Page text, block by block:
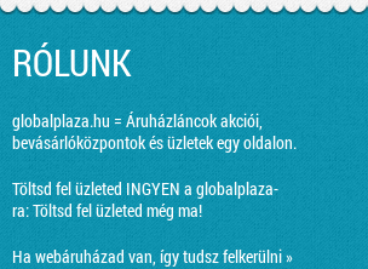
RÓLUNK
globalplaza.hu = Áruházláncok akciói,
bevásárlóközpontok és üzletek egy oldalon.
Töltsd fel üzleted INGYEN a globalplaza-
ra:Töltsd fel üzleted még ma!
Ha webáruházad van, így tudsz felkerülni »